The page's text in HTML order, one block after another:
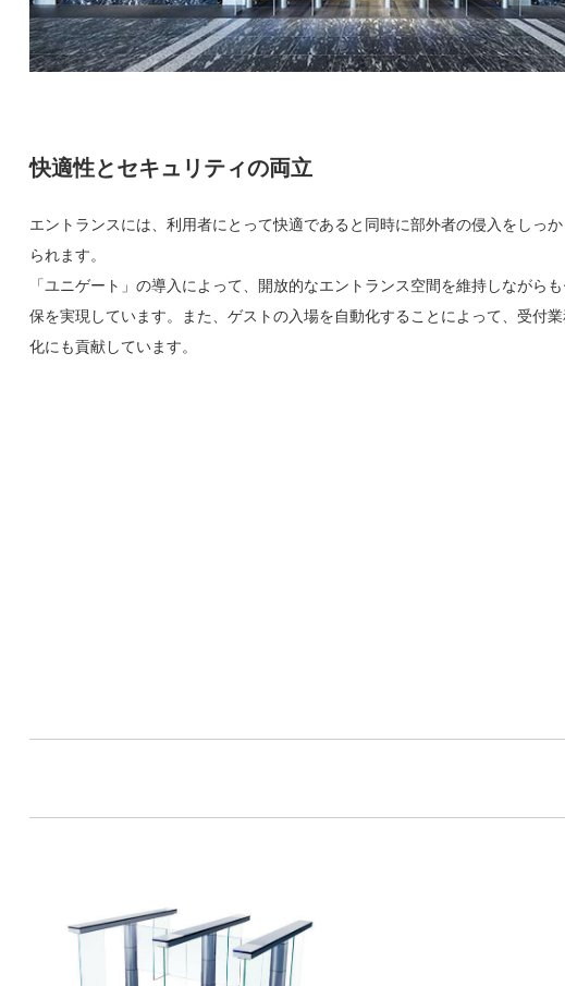
快適性とセキュリティの両立
エントランスには、利用者にとって快適であると同時に部外者の侵入をしっ
られます。
「ユニゲート」の導入によって、開放的なエントランス空間を維持しながら
保を実現しています。また、ゲストの入場を自動化することによって、受付
化にも貢献しています。